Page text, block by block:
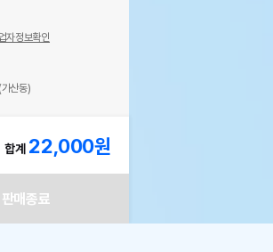
합계 22,000원
판매종료
자정보확인
산동)